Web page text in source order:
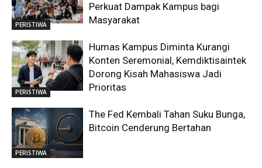
PERISTIWA
Perkuat Dampak Kampus bagi
Masyarakat
PERISTIWA
Humas Kampus Diminta Kurangi
Konten Seremonial, Kemdiktisaintek
Dorong Kisah Mahasiswa Jadi
Prioritas
PERISTIWA
The Fed Kembali Tahan Suku Bunga,
Bitcoin Cenderung Bertahan